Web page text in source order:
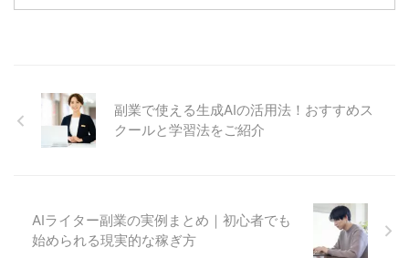
を活用することで、短時間で高品
画編集を副業として始めるための
具体的なステップを、初心者でも
理解できるように丁寧に解説して
副業で使える生成AIの活用法！おすすめス
クールと学習法をご紹介
AIライター副業の実例まとめ｜初心者でも
始められる現実的な稼ぎ方